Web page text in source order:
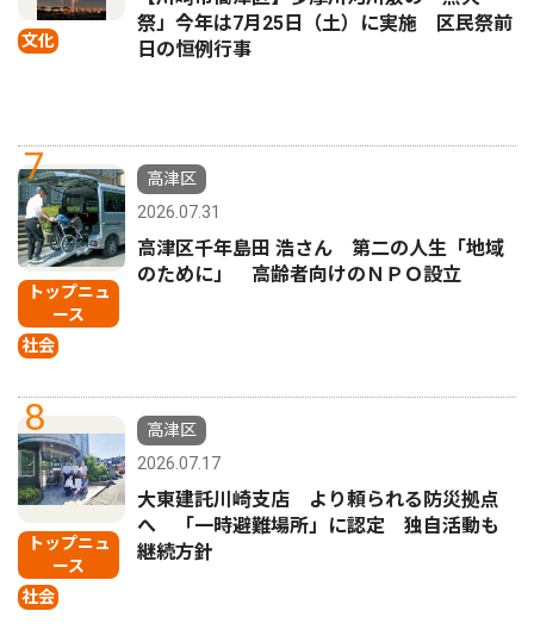
文化
祭」今年は7月25日（土）に実施 区民祭前
日の恒例行事
7
トップニュ
ース
社会
高津区
2026.07.31
高津区千年島田 浩さん 第二の人生「地域
のために」 高齢者向けのＮＰＯ設立
8
トップニュ
ース
社会
高津区
2026.07.17
大東建託川崎支店 より頼られる防災拠点
へ 「一時避難場所」に認定 独自活動も
継続方針